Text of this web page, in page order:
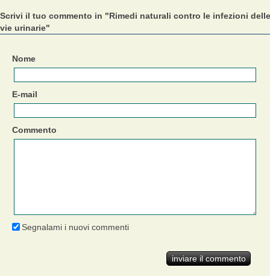
Scrivi il tuo commento in "Rimedi naturali contro le infezioni delle
vie urinarie"
Nome
E-mail
Commento
Segnalami i nuovi commenti